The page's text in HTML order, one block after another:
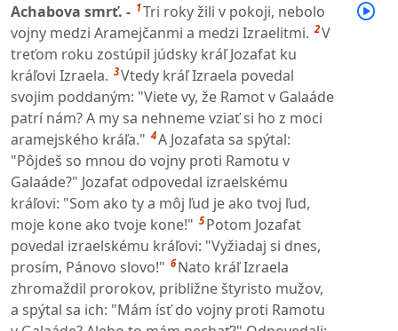
Achabova smrť. - 1Tri roky žili v pokoji, nebolo
vojny medzi Aramejčanmi a medzi Izraelitmi. 2V
treťom roku zostúpil júdsky kráľ Jozafat ku
kráľovi Izraela. 3Vtedy kráľ Izraela povedal
svojim poddaným: "Viete vy, že Ramot v Galaáde
patrí nám? A my sa nehneme vziať si ho z moci
aramejského kráľa." 4A Jozafata sa spýtal:
"Pôjdeš so mnou do vojny proti Ramotu v
Galaáde?" Jozafat odpovedal izraelskému
kráľovi: "Som ako ty a môj ľud je ako tvoj ľud,
moje kone ako tvoje kone!" 5 Potom Jozafat
povedal izraelskému kráľovi: "Vyžiadaj si dnes,
prosím, Pánovo slovo!" 6 Nato kráľ Izraela
zhromaždil prorokov, približne štyristo mužov,
a spýtal sa ich: "Mám ísť do vojny proti Ramotu